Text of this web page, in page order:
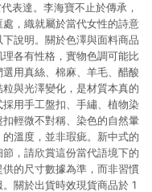
卡，開館保證金，補
站上之商品規格、
購物車不符，以
10. 點數紅包使用規
購物前往 Pinkoi
不符合導購資格；承
購物前往 Pinkoi 頁
表達。李海寶不止於傳承，
，織就屬於當代女性的詩意
說明。關於色澤與面料商品
各有性格，實物色調可能比
用真絲、棉麻、羊毛、醋酸
與光澤變化，是材質本真的
用手工盤扣、手繡、植物染
輕微不對稱、染色的自然暈
溫度，並非瑕疵。新中式的
，請欣賞這份當代語境下的
的尺寸數據為準，而非習慣
關於出貨時效現貨商品於 1